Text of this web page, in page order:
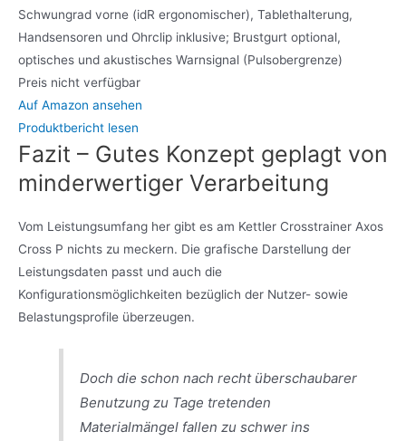
Schwungrad vorne (idR ergonomischer), Tablethalterung,
Handsensoren und Ohrclip inklusive; Brustgurt optional,
optisches und akustisches Warnsignal (Pulsobergrenze)
Preis nicht verfügbar
Auf Amazon ansehen
Produktbericht lesen
Fazit – Gutes Konzept geplagt von
minderwertiger Verarbeitung
Vom Leistungsumfang her gibt es am Kettler Crosstrainer Axos
Cross P nichts zu meckern. Die grafische Darstellung der
Leistungsdaten passt und auch die
Konfigurationsmöglichkeiten bezüglich der Nutzer- sowie
Belastungsprofile überzeugen.
Doch die schon nach recht überschaubarer
Benutzung zu Tage tretenden
Materialmängel fallen zu schwer ins